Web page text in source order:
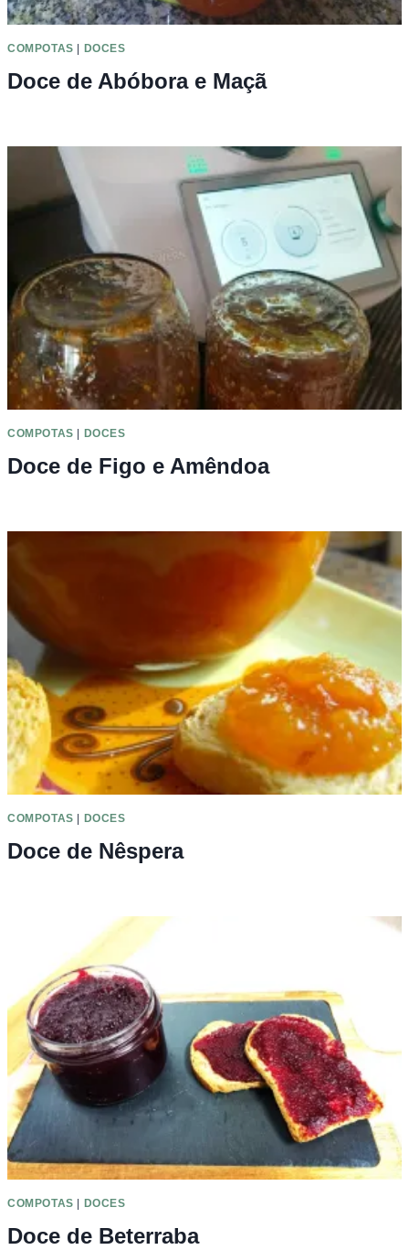
COMPOTAS DOCES
Doce de Abóbora e Maçã
COMPOTAS DOCES
Doce de Figo e Amêndoa
COMPOTAS DOCES
Doce de Nêspera
COMPOTAS | DOCES
Doce de Beterraba